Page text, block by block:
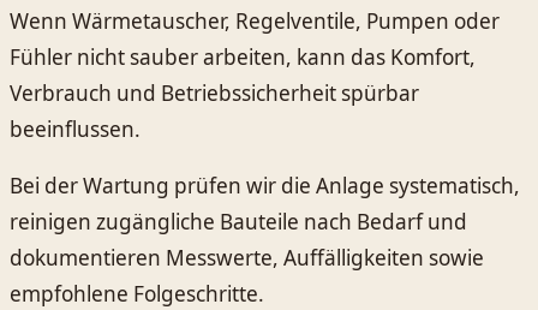
Wenn Wärmetauscher, Regelventile, Pumpen oder
Fühler nicht sauber arbeiten, kann das Komfort,
Verbrauch und Betriebssicherheit spürbar
beeinflussen.
Bei der Wartung prüfen wir die Anlage systematisch,
reinigen zugängliche Bauteile nach Bedarf und
dokumentieren Messwerte, Auffälligkeiten sowie
empfohlene Folgeschritte.